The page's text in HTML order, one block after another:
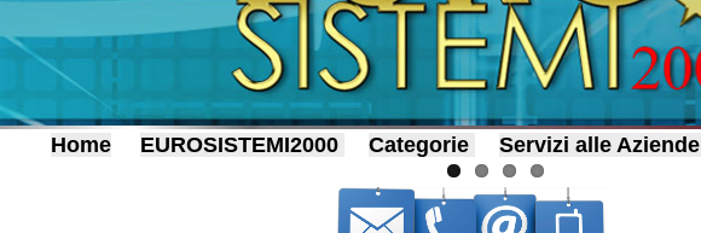
Home EUROSISTEMI2000 Categorie Servizi alle Aziende